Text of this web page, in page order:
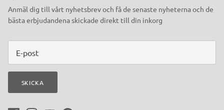
Anmäl dig till vårt nyhetsbrev och få de senaste nyheterna och de
bästa erbjudandena skickade direkt till din inkorg
SKICKA